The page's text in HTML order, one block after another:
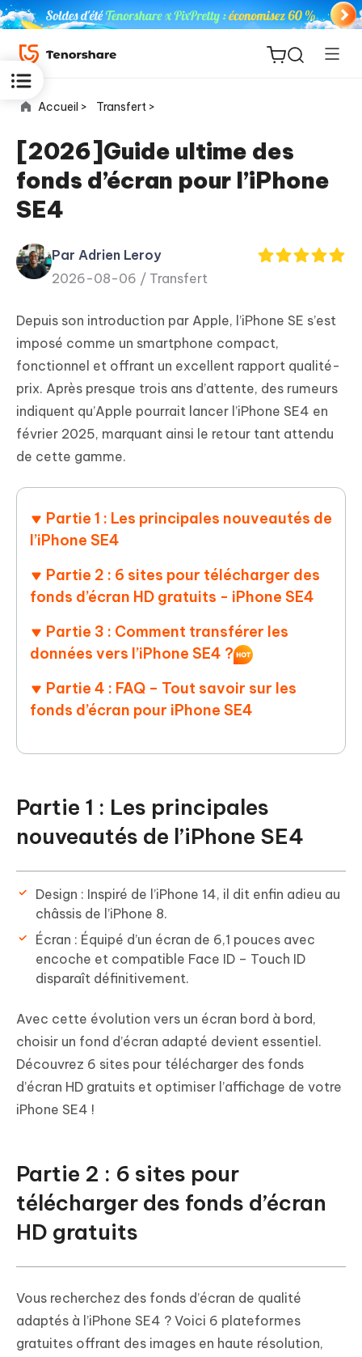
for iOS
PDNob
PDF
New
iAnyGo
Accueil > Transfert >
[2026]Guide ultime des
fonds d’écran pour l’iPhone
SE4
Par Adrien Leroy
2026-08-06 / Transfert
Depuis son introduction par Apple, l’iPhone SE s’est
imposé comme un smartphone compact,
fonctionnel et offrant un excellent rapport qualité-
prix. Après presque trois ans d’attente, des rumeurs
indiquent qu’Apple pourrait lancer l’iPhone SE4 en
février 2025, marquant ainsi le retour tant attendu
de cette gamme.
Partie 1 : Les principales nouveautés de
l’iPhone SE4
Partie 2 : 6 sites pour télécharger des
fonds d’écran HD gratuits - iPhone SE4
Partie 3 : Comment transférer les
données vers l’iPhone SE4 ?
Partie 4 : FAQ – Tout savoir sur les
fonds d’écran pour iPhone SE4
Partie 1 : Les principales
nouveautés de l’iPhone SE4
Design : Inspiré de l’iPhone 14, il dit enfin adieu au
châssis de l’iPhone 8.
Écran : Équipé d’un écran de 6,1 pouces avec
encoche et compatible Face ID – Touch ID
disparaît définitivement.
Avec cette évolution vers un écran bord à bord,
choisir un fond d’écran adapté devient essentiel.
Découvrez 6 sites pour télécharger des fonds
d’écran HD gratuits et optimiser l’affichage de votre
iPhone SE4 !
Partie 2 : 6 sites pour
télécharger des fonds d’écran
HD gratuits
Vous recherchez des fonds d’écran de qualité
adaptés à l’iPhone SE4 ? Voici 6 plateformes
gratuites offrant des images en haute résolution,